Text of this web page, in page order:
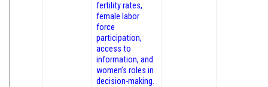
fertility rates,
female labor
force
participation,
access to
information, and
women’s roles in
decision-making.